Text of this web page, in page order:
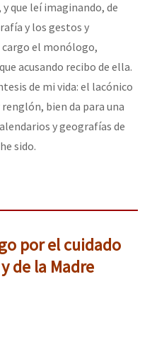
que leí imaginando, de
y los gestos y
el monólogo,
acusando recibo de ella.
de mi vida: el lacónico
bien da para una
y geografías de
sido.
por el cuidado
de la Madre